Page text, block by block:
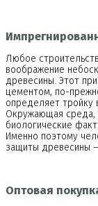
Любое
воображение
древесины. Этот
цементом, по-
определяет тройку
Окружающая среда,
биологические
Именно поэтому
защиты древесины
Оптовая